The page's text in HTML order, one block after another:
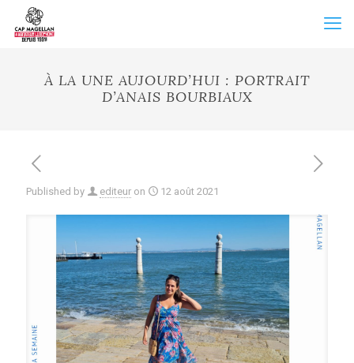
À LA UNE AUJOURD’HUI : PORTRAIT
D’ANAIS BOURBIAUX
Published by editeur on 12 août 2021